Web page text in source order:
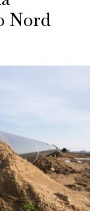
Nord